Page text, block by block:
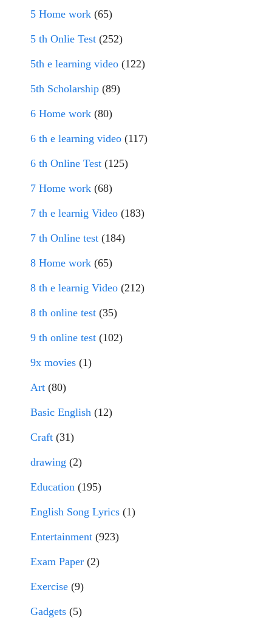
5 Home work (65)
5 th Onlie Test (252)
5th e learning video (122)
5th Scholarship (89)
6 Home work (80)
6 th e learning video (117)
6 th Online Test (125)
7 Home work (68)
7 th e learnig Video (183)
7 th Online test (184)
8 Home work (65)
8 th e learnig Video (212)
8 th online test (35)
9 th online test (102)
9x movies (1)
Art (80)
Basic English (12)
Craft (31)
drawing (2)
Education (195)
English Song Lyrics (1)
Entertainment (923)
Exam Paper (2)
Exercise (9)
Gadgets (5)